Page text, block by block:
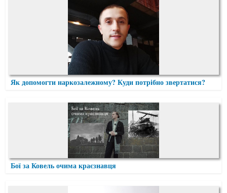
Як допомогти наркозалежному? Куди потрібно звертатися?
Бої за Ковель очима краєзнавця